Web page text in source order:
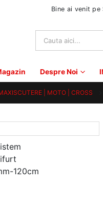
Bine ai venit pe
Despre Noi
| MOTO | CROSS